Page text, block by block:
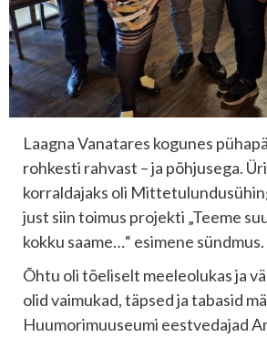
Laagna Vanatares kogunes
rohkesti rahvast – ja põhjusega.
korraldajaks oli
just siin toimus projekti „Teeme
kokku saame…“ esimene sündmus.
Õhtu oli tõeliselt meeleolukas ja
olid vaimukad, täpsed ja tabasid
Huumorimuuseumi eestvedajad